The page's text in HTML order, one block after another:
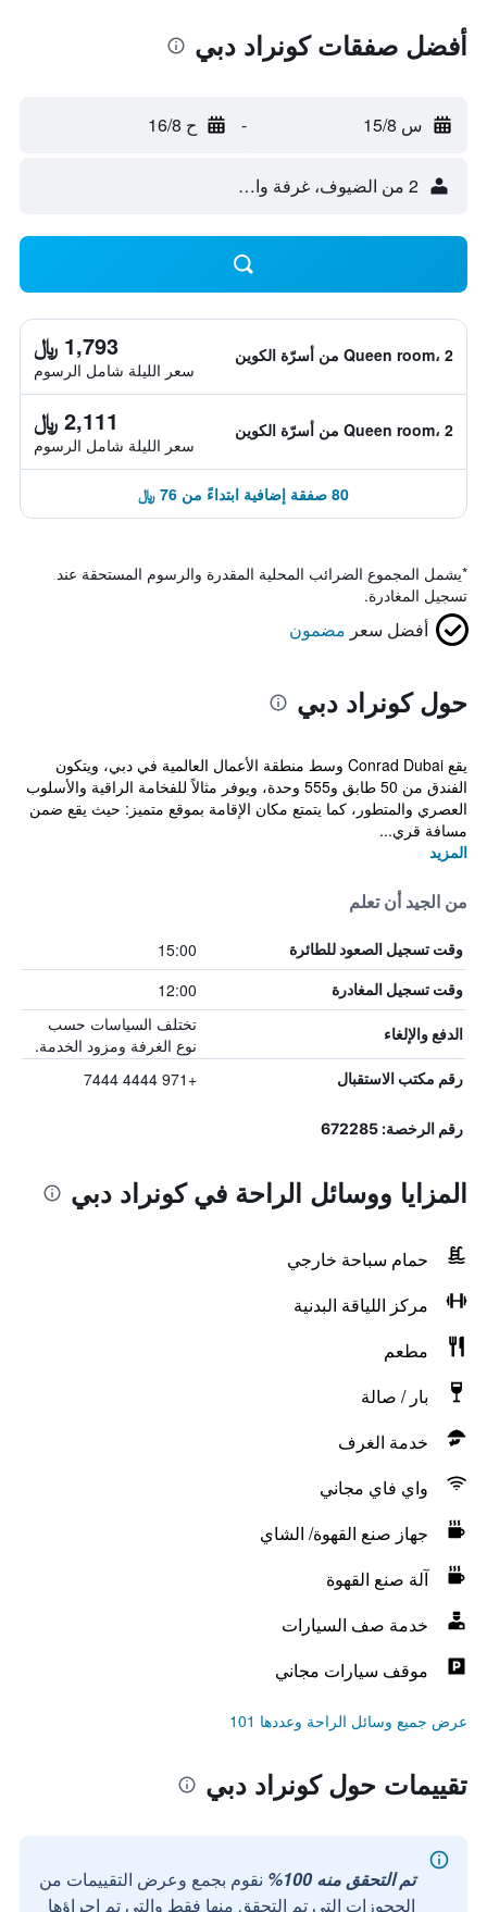
أفضل صفقات كونراد دبي
س 15/8 - ح 16/8
2 من الضيوف، غرفة واحدة
Queen room، 2 من أسرّة الكوين 1,793 ﷼
سعر الليلة شامل الرسوم
Queen room، 2 من أسرّة الكوين 2,111 ﷼
سعر الليلة شامل الرسوم
80 صفقة إضافية ابتداءً من 76 ﷼
*يشمل المجموع الضرائب المحلية المقدرة والرسوم المستحقة عند
تسجيل المغادرة.
أفضل سعر مضمون
حول كونراد دبي
يقع Conrad Dubai وسط منطقة الأعمال العالمية في دبي، ويتكون
الفندق من 50 طابق و555 وحدة، ويوفر مثالاً للفخامة الراقية والأسلوب
العصري والمتطور، كما يتمتع مكان الإقامة بموقع متميز: حيث يقع ضمن
مسافة قري...
المزيد
من الجيد أن تعلم
وقت تسجيل الصعود للطائرة 15:00
وقت تسجيل المغادرة 12:00
الدفع والإلغاء
تختلف السياسات حسب
نوع الغرفة ومزود الخدمة.
رقم مكتب الاستقبال +971 4444 7444
رقم الرخصة: 672285
المزايا ووسائل الراحة في كونراد دبي
حمام سباحة خارجي
مركز اللياقة البدنية
مطعم
بار / صالة
خدمة الغرف
واي فاي مجاني
جهاز صنع القهوة/ الشاي
آلة صنع القهوة
خدمة صف السيارات
موقف سيارات مجاني
عرض جميع وسائل الراحة وعددها 101
تقييمات حول كونراد دبي
تم التحقق منه 100%
نقوم بجمع وعرض التقييمات من
الحجوزات التي تم التحقق منها فقط والتي تم إجراؤها